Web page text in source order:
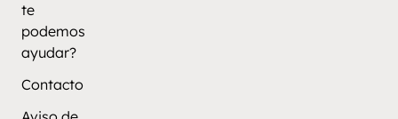
te
podemos
ayudar?
Contacto